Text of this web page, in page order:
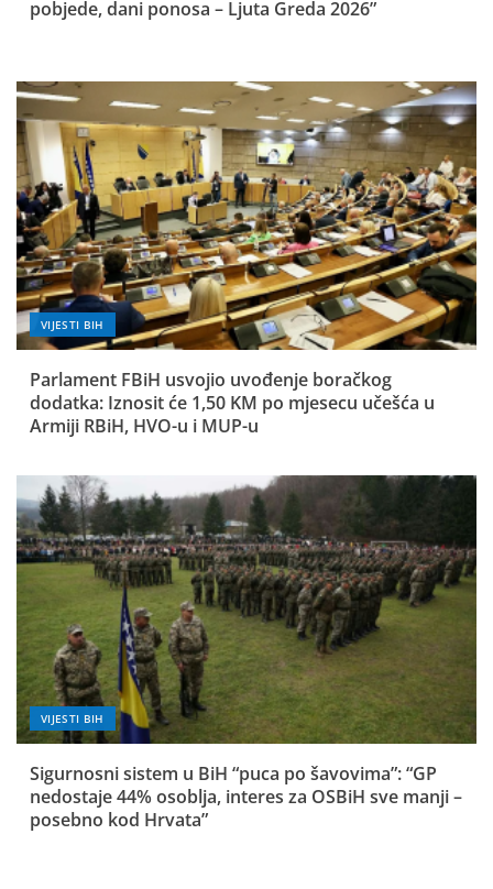
pobjede, dani ponosa – Ljuta Greda 2026”
VIJESTI BIH
Parlament FBiH usvojio uvođenje boračkog
dodatka: Iznosit će 1,50 KM po mjesecu učešća u
Armiji RBiH, HVO-u i MUP-u
VIJESTI BIH
Sigurnosni sistem u BiH “puca po šavovima”: “GP
nedostaje 44% osoblja, interes za OSBiH sve manji –
posebno kod Hrvata”